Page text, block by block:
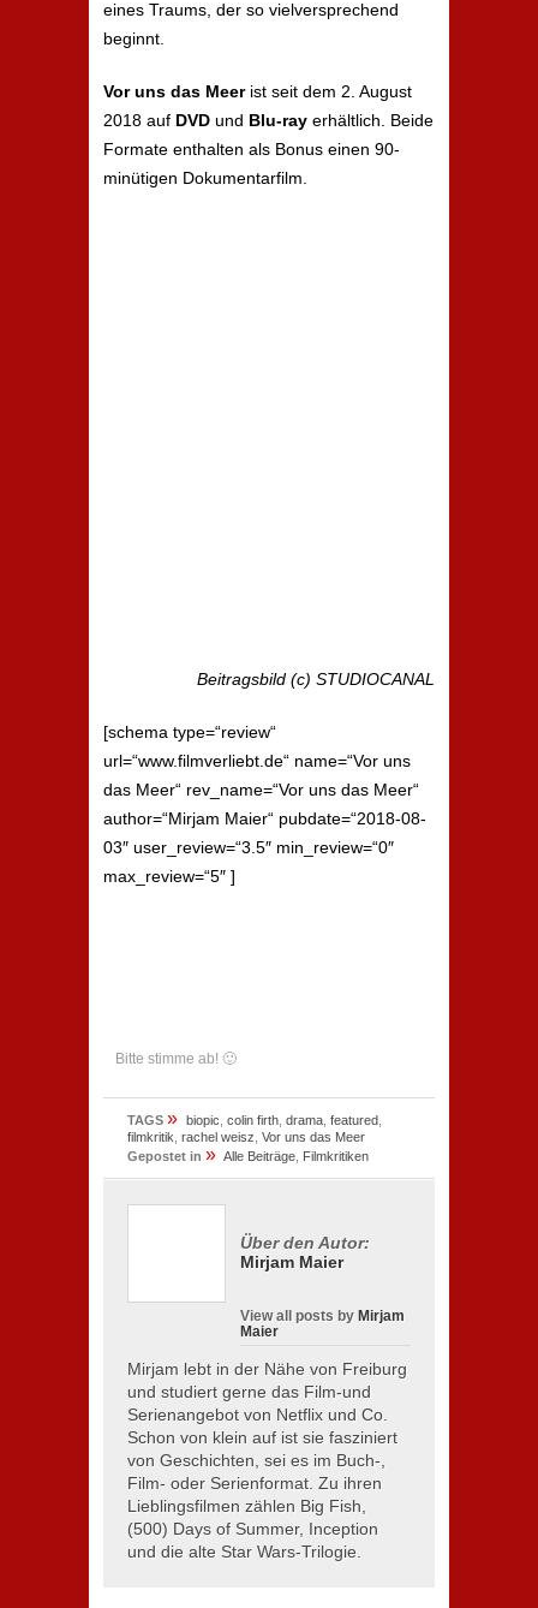
eines Traums, der so vielversprechend
beginnt.
Vor uns das Meer ist seit dem 2. August
2018 auf DVD und Blu-ray erhältlich. Beide
Formate enthalten als Bonus einen 90-
minütigen Dokumentarfilm.
Beitragsbild (c) STUDIOCANAL
[schema type=“review“
url=“www.filmverliebt.de“ name=“Vor uns
das Meer“ rev_name=“Vor uns das Meer“
author=“Mirjam Maier“ pubdate=“2018-08-
03″ user_review=“3.5″ min_review=“0″
max_review=“5″ ]
Bitte stimme ab! 🙂
TAGS » biopic colin firth drama featured
filmkritik rachel weisz Vor uns das Meer
Gepostet in » Alle Beiträge Filmkritiken
Über den Autor:
Mirjam Maier
View all posts by Mirjam
Maier
Mirjam lebt in der Nähe von Freiburg
und studiert gerne das Film-und
Serienangebot von Netflix und Co.
Schon von klein auf ist sie fasziniert
von Geschichten, sei es im Buch-,
Film- oder Serienformat. Zu ihren
Lieblingsfilmen zählen Big Fish,
(500) Days of Summer, Inception
und die alte Star Wars-Trilogie.